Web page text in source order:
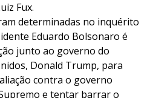
Fux.
determinadas no inquérito
Eduardo Bolsonaro é
junto ao governo do
Donald Trump, para
contra o governo
e tentar barrar o